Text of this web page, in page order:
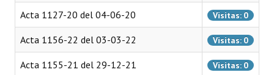
Premio al Mérito - Registro
Audiencias Públicas - Registro
Acta 1127-20 del 04-06-20 Visitas: 0
Acta 1156-22 del 03-03-22 Visitas: 0
Acta 1155-21 del 29-12-21 Visitas: 0